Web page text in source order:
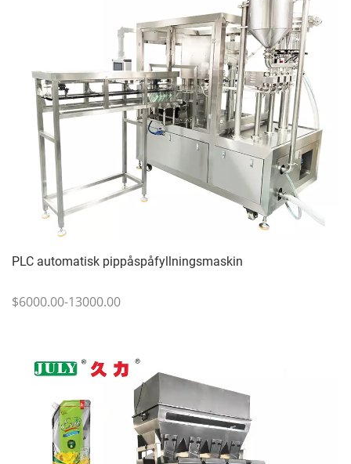
PLC automatisk pippåspåfyllningsmaskin
$6000.00-13000.00